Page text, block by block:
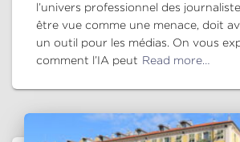
l’univers professionnel des
être vue comme une menace, doit
un outil pour les médias. On vous
comment l’IA peut Read more…